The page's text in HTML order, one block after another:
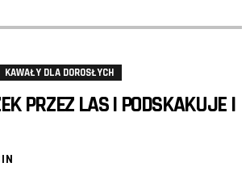
KAWAŁY DLA DOROSŁYCH
PRZEZ LAS I PODSKAKUJE I